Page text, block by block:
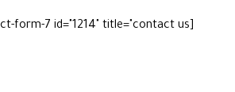
[contact-form-7 id="1214" title="contact us"]